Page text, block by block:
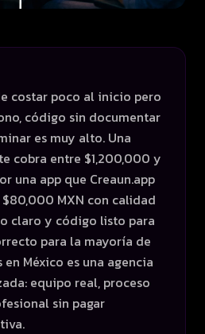
costar poco al inicio pero
código sin documentar
es muy alto. Una
cobra entre $1,200,000 y
una app que Creaun.app
MXN con calidad
claro y código listo para
para la mayoría de
México es una agencia
equipo real, proceso
sin pagar